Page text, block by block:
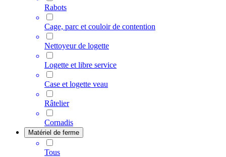
Rabots
Cage, parc et couloir de contention
Nettoyeur de logette
Logette et libre service
Case et logette veau
Râtelier
Cornadis
Matériel de ferme
Tous